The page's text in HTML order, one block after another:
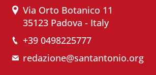
Via Orto Botanico 11
35123 Padova - Italy
+39 0498225777
redazione@santantonio.org